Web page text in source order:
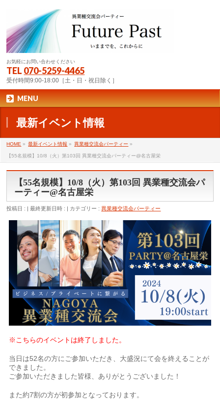
お気軽にお問い合わせください
TEL 070-5259-4465
受付時間9:00-18:00［土・日・祝日除く］
MENU
最新イベント情報
HOME » 最新イベント情報 » 異業種交流会パーティー »
【55名規模】10/8（火）第103回 異業種交流会パーティー@名古屋栄
【55名規模】10/8（火）第103回 異業種交流会パ
ーティー@名古屋栄
投稿日 : 最終更新日時 : カテゴリー :異業種交流会パーティー
※こちらのイベントは終了しました。
当日は52名の方にご参加いただき、大盛況にて会を終えることが
できました。
ご参加いただきました皆様、ありがとうございました！
また約7割の方が初参加となっております。